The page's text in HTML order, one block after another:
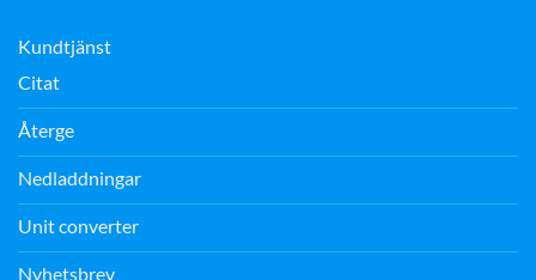
Kundtjänst
Citat
Återge
Nedladdningar
Unit converter
Nyhetsbrev